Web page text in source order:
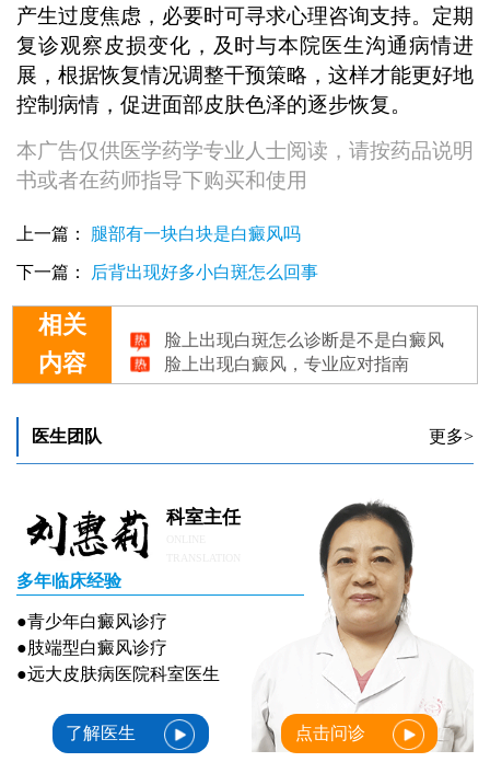
产生过度焦虑，必要时可寻求心理咨询支持。定期
复诊观察皮损变化，及时与本院医生沟通病情进
展，根据恢复情况调整干预策略，这样才能更好地
控制病情，促进面部皮肤色泽的逐步恢复。
本广告仅供医学药学专业人士阅读，请按药品说明
书或者在药师指导下购买和使用
上一篇： 腿部有一块白块是白癜风吗
下一篇： 后背出现好多小白斑怎么回事
相关
内容
脸上出现白癜风，专业应对指南
脸上出现一块白的是什么情况
脸上出现色素减退是白癜风吗怎么治能行
医生团队
更多>
科室主任
多年临床经验
●青少年白癜风诊疗
●肢端型白癜风诊疗
●远大皮肤病医院科室医生
了解医生 点击问诊